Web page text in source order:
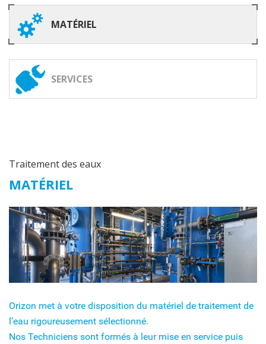
MATÉRIEL
SERVICES
Traitement des eaux
MATÉRIEL
Orizon met à votre disposition du matériel de traitement de
l’eau rigoureusement sélectionné.
Nos Techniciens sont formés à leur mise en service puis